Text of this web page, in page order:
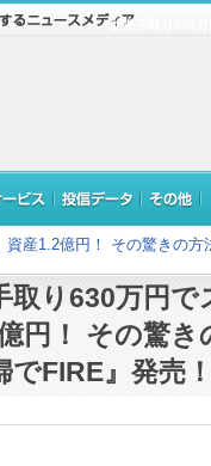
世帯手取り630
産1.2億円！ その驚きの
取り630万円
円！ その驚き
でFIRE』発売